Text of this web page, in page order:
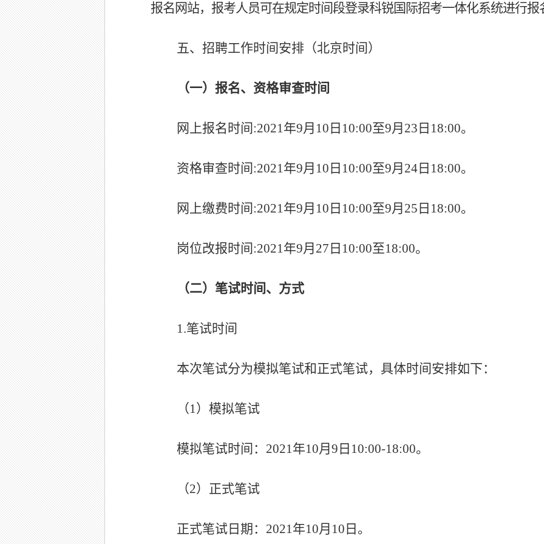
报名网站，报考人员可在规定时间段登录科锐国际招考一体化系统进行报
五、招聘工作时间安排（北京时间）
（一）报名、资格审查时间
网上报名时间:2021年9月 10 日 10:00至9月 23 日 18:00。
资格审查时间:2021年9月 10 日 10:00至9月 24 日 18:00。
网上缴费时间:2021年9月 10 日 10:00至9月 25 日 18:00。
岗位改报时间:2021年9月 27 日 10:00至18:00。
（二） 笔试时间、方式
1.笔试时间
本次笔试分为模拟笔试和正式笔试，具体时间安排如下：
（1）模拟笔试
模拟笔试时间： 2021年10月 9 日 10:00-18:00。
（2） 正式笔试
正式笔试日期： 2021年10月 10 日。